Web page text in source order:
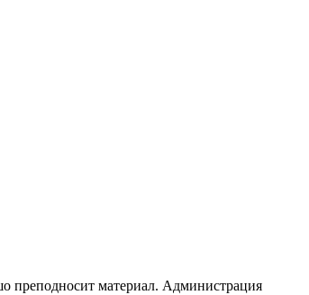
преподносит материал. Администрация